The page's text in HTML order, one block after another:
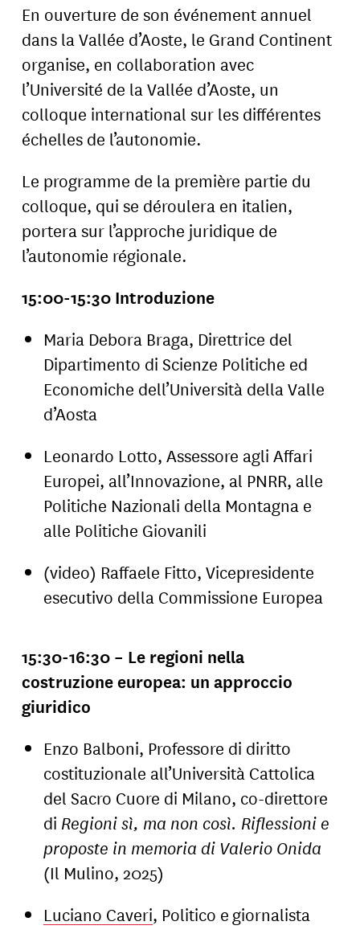
En ouverture de son événement annuel
dans la Vallée d’Aoste, le Grand Continent
organise, en collaboration avec
l’Université de la Vallée d’Aoste, un
colloque international sur les différentes
échelles de l’autonomie.
Le programme de la première partie du
colloque, qui se déroulera en italien,
portera sur l’approche juridique de
l’autonomie régionale.
15:00-15:30 Introduzione
Maria Debora Braga, Direttrice del
Dipartimento di Scienze Politiche ed
Economiche dell’Università della Valle
d’Aosta
Leonardo Lotto, Assessore agli Affari
Europei, all’Innovazione, al PNRR, alle
Politiche Nazionali della Montagna e
alle Politiche Giovanili
(video) Raffaele Fitto, Vicepresidente
esecutivo della Commissione Europea
15:30-16:30 – Le regioni nella
costruzione europea: un approccio
giuridico
Enzo Balboni, Professore di diritto
costituzionale all’Università Cattolica
del Sacro Cuore di Milano, co-direttore
di Regioni sì, ma non così. Riflessioni e
proposte in memoria di Valerio Onida
(Il Mulino, 2025)
Luciano Caveri, Politico e giornalista